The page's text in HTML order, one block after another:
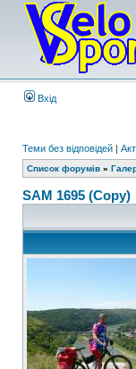
Вхід
Теми без відповідей |
Список форумів »
SAM 1695 (Copy)